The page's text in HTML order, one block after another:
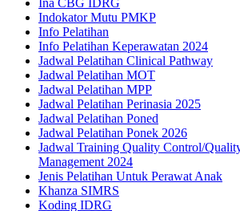
Indokator Mutu PMKP
Info Pelatihan
Info Pelatihan Keperawatan 2024
Jadwal Pelatihan Clinical Pathway
Jadwal Pelatihan MOT
Jadwal Pelatihan MPP
Jadwal Pelatihan Perinasia 2025
Jadwal Pelatihan Poned
Jadwal Pelatihan Ponek 2026
Jadwal Training Quality Control/
Management 2024
Jenis Pelatihan Untuk Perawat Anak
Khanza SIMRS
Koding IDRG